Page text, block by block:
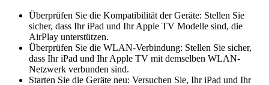
Überprüfen Sie die Kompatibilität der Geräte: Stellen Sie
sicher, dass Ihr iPad und Ihr Apple TV Modelle sind, die
AirPlay unterstützen.
Überprüfen Sie die WLAN-Verbindung: Stellen Sie sicher,
dass Ihr iPad und Ihr Apple TV mit demselben WLAN-
Netzwerk verbunden sind.
Starten Sie die Geräte neu: Versuchen Sie, Ihr iPad und Ihr